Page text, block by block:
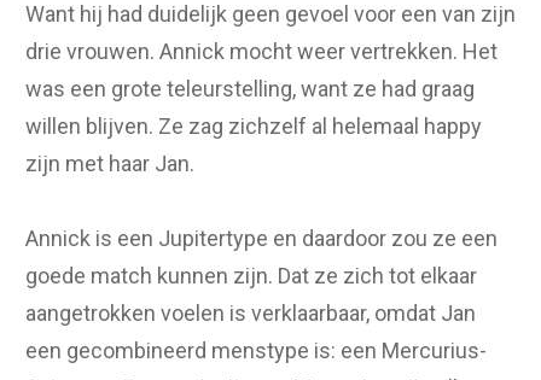
Want hij had duidelijk geen gevoel voor een van zijn
drie vrouwen. Annick mocht weer vertrekken. Het
was een grote teleurstelling, want ze had graag
willen blijven. Ze zag zichzelf al helemaal happy
zijn met haar Jan.
Annick is een Jupitertype en daardoor zou ze een
goede match kunnen zijn. Dat ze zich tot elkaar
aangetrokken voelen is verklaarbaar, omdat Jan
een gecombineerd menstype is: een Mercurius-